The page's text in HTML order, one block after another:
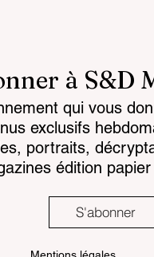
from
à S&D
qui vous
exclusifs
portraits,
édition
S'abonner